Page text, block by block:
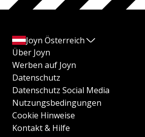
Joyn Österreich
Über Joyn
Werben auf Joyn
Datenschutz
Datenschutz Social Media
Nutzungsbedingungen
Cookie Hinweise
Kontakt & Hilfe